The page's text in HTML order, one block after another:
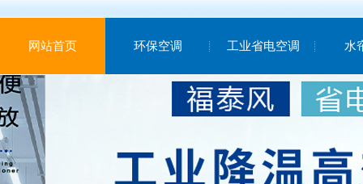
网站首页 环保空调 工业省电空调 水